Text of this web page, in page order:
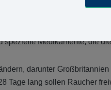
etwa 10% der
spezielle Medikamente, die
darunter
Tage lang sollen Raucher